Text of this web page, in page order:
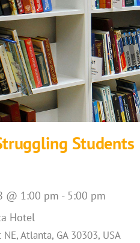
Students
@ 1:00 pm - 5:00 pm
Hotel
Atlanta, GA 30303, USA